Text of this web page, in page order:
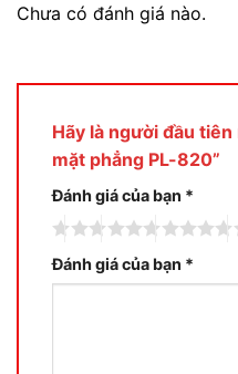
Chưa có đánh giá nào.
Hãy là người đầu
mặt phẳng PL-820”
Đánh giá của bạn *
Đánh giá của bạn *